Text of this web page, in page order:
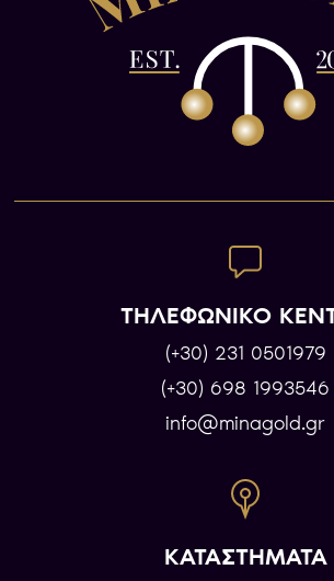
ΤΗΛΕΦΩΝΙΚΟ
(+30) 231 0501979
(+30) 698 1993546
info@minagold.gr
ΚΑΤΑΣΤΗΜΑΤΑ